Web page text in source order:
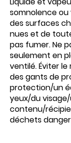
somnolence ou
des surfaces
nues et de
pas fumer. Ne
seulement en
ventilé. Éviter
des gants de
protection/un
yeux/du
contenu/
déchets